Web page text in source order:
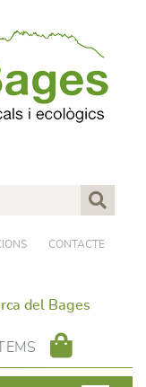
CONTACTE
del Bages